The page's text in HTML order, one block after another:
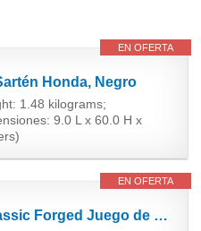
EN OFERTA
Honda, Negro
1.48 kilograms;
9.0 L x 60.0 H x
EN OFERTA
KitchenAid Classic Forged Juego de Sartenes Antiadherentes de Aluminio de 3 Capas, Hecha con...